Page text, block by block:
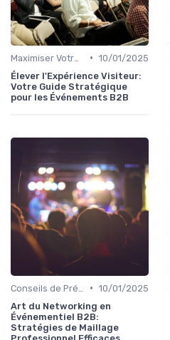
• 10/01/2025
Élever l'Expérience Visiteur:
Votre Guide Stratégique
pour les Événements B2B
• 10/01/2025
Art du Networking en
Événementiel B2B:
Stratégies de Maillage